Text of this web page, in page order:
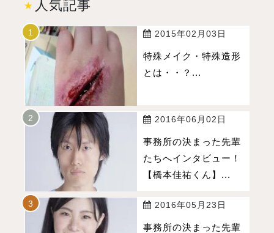
人気記事
2015年02月03日
特殊メイク・特殊造形
とは・・？...
2016年06月02日
事務所の決まった先輩
たちへインタビュー！
【橋本佳祐くん】...
2016年05月23日
事務所の決まった先輩